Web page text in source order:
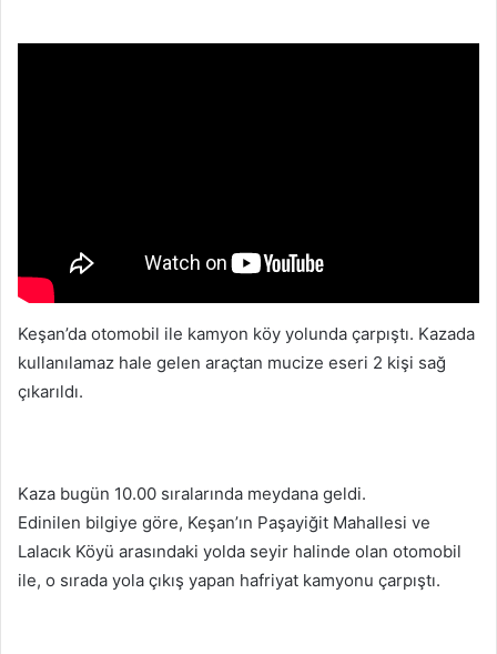
göndermek
Keşan’da otomobil ile kamyon köy yolunda çarpıştı. Kazada
kullanılamaz hale gelen araçtan mucize eseri 2 kişi sağ
çıkarıldı.
Kaza bugün 10.00 sıralarında meydana geldi.
Edinilen bilgiye göre, Keşan’ın Paşayiğit Mahallesi ve
Lalacık Köyü arasındaki yolda seyir halinde olan otomobil
ile, o sırada yola çıkış yapan hafriyat kamyonu çarpıştı.